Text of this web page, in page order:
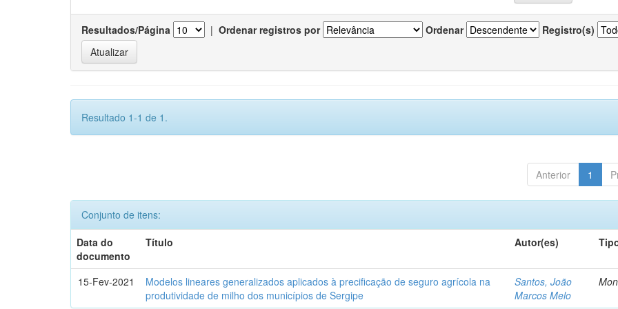
Resultados/Página | Ordenar registros por Ordenar Registro(s)
Resultado 1-1 de 1.
Anterior 1
Conjunto de itens:
Data do
documento
Título Autor(es)
15-Fev-2021
Modelos lineares generalizados aplicados à precificação de seguro agrícola na
produtividade de milho dos municípios de Sergipe
Santos, João
Marcos Melo